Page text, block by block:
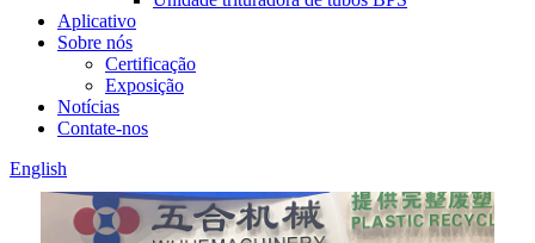
Aplicativo
Sobre nós
Certificação
Exposição
Notícias
Contate-nos
English